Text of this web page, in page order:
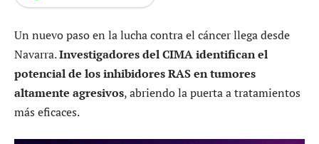
Un nuevo paso en la lucha contra el cáncer llega desde
Navarra.Investigadores del CIMA identifican el
potencial de los inhibidores RAS en tumores
altamente agresivos, abriendo la puerta a tratamientos
más eficaces.